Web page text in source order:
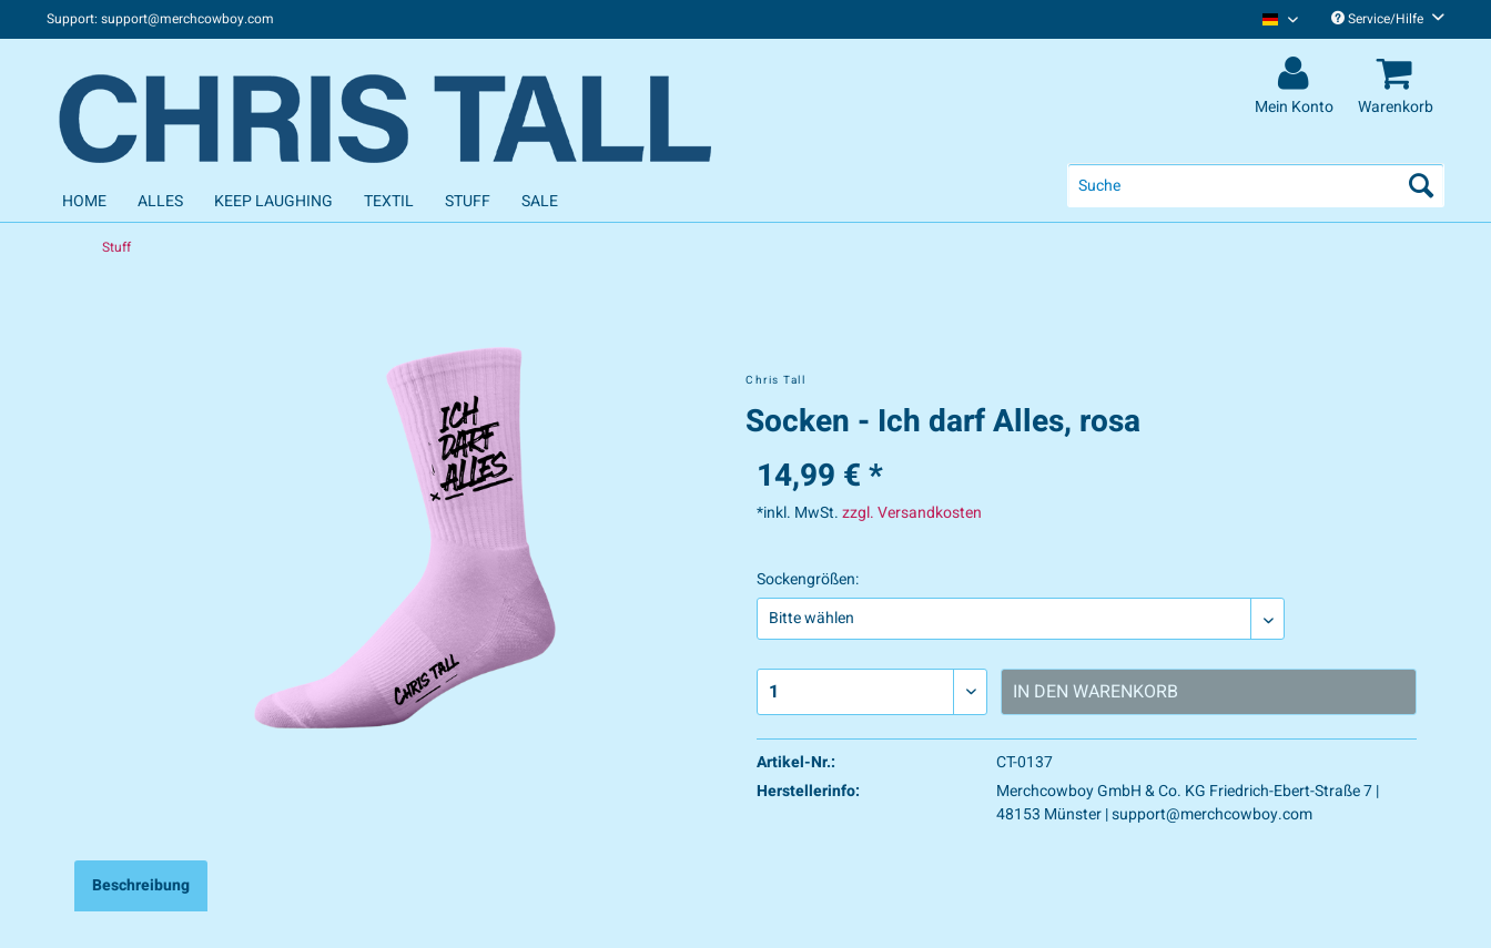
Support: support@merchcowboy.com Chris Tall DeutschService/Hilfe
Mein Konto Warenkorb
HOME ALLES KEEP LAUGHING TEXTIL STUFF SALE
Stuff
Chris Tall
Socken - Ich darf Alles, rosa
14,99 € *
*inkl. MwSt.zzgl. Versandkosten
Sockengrößen:
IN DEN WARENKORB
Artikel-Nr.:
CT-0137
Herstellerinfo:
Merchcowboy GmbH & Co. KG Friedrich-Ebert-Straße 7 |
48153 Münster | support@merchcowboy.com
Beschreibung